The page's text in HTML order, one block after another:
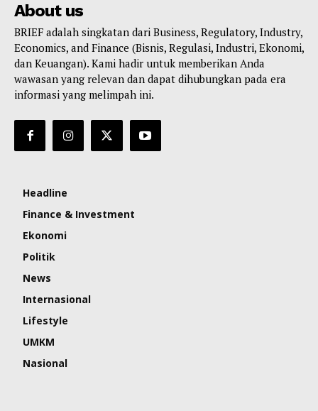
About us
BRIEF adalah singkatan dari Business, Regulatory, Industry,
Economics, and Finance (Bisnis, Regulasi, Industri, Ekonomi,
dan Keuangan). Kami hadir untuk memberikan Anda
wawasan yang relevan dan dapat dihubungkan pada era
informasi yang melimpah ini.
Headline
Finance & Investment
Ekonomi
Politik
News
Internasional
Lifestyle
UMKM
Nasional